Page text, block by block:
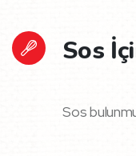
Sos
Sos